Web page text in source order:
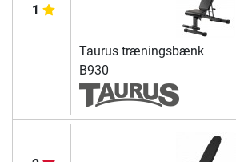
1
Taurus træningsbænk
B930